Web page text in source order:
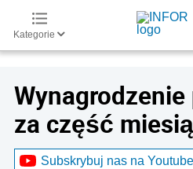
Kategorie
za część
Subskrybuj nas na Youtube